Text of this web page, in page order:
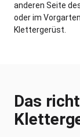
anderen Seite
oder im
Klettergerüst.
Das